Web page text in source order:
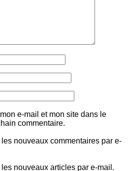
e-mail et mon site dans le
commentaire.
nouveaux commentaires par e-
nouveaux articles par e-mail.